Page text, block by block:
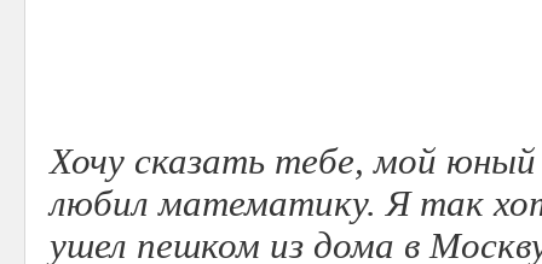
Хочу сказать тебе, мой
любил математику. Я так
ушел пешком из дома в